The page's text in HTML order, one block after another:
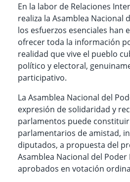
En la labor de Relaciones
realiza la Asamblea Nacional
los esfuerzos esenciales han
ofrecer toda la información
realidad que vive el pueblo
político y electoral,
participativo.
La Asamblea Nacional del
expresión de solidaridad y
parlamentos puede
parlamentarios de amistad,
diputados, a propuesta del
Asamblea Nacional del Poder
aprobados en votación